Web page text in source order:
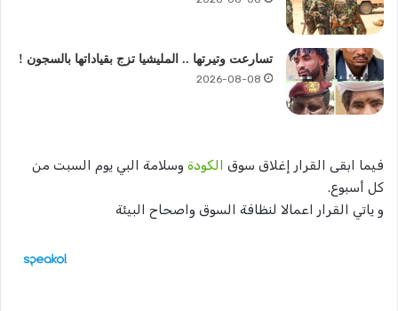
تسارعت وتيرتها .. المليشيا تزج بقياداتها بالسجون !
2026-08-08
فيما ابقى القرار إغلاق سوق الكودة وسلامة البي يوم السبت من
كل أسبوع.
و ياتي القرار اعمالا لنظافة السوق واصحاح البيئة